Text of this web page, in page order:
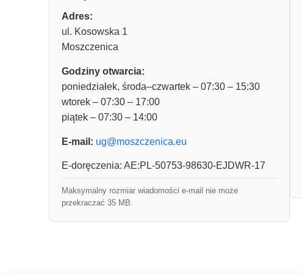
Adres:
ul. Kosowska 1
Moszczenica
Godziny otwarcia:
poniedziałek, środa–czwartek – 07:30 – 15:30
wtorek – 07:30 – 17:00
piątek – 07:30 – 14:00
E-mail: ug@moszczenica.eu
E-doręczenia: AE:PL-50753-98630-EJDWR-17
Maksymalny rozmiar wiadomości e-mail nie może
przekraczać 35 MB.